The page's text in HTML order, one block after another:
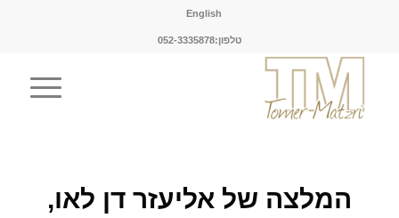
English
טלפון:052-3335878
המלצה של אליעזר דן לאו,